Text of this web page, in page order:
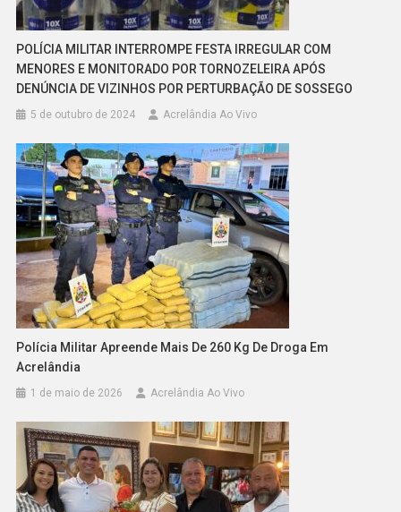
POLÍCIA MILITAR INTERROMPE FESTA IRREGULAR COM
MENORES E MONITORADO POR TORNOZELEIRA APÓS
DENÚNCIA DE VIZINHOS POR PERTURBAÇÃO DE SOSSEGO
5 de outubro de 2024 Acrelândia Ao Vivo
Polícia Militar Apreende Mais De 260 Kg De Droga Em
Acrelândia
1 de maio de 2026 Acrelândia Ao Vivo